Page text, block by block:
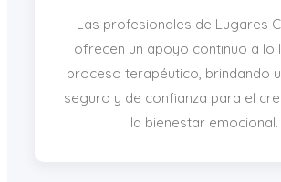
Las profesionales de Lugares
ofrecen un apoyo continuo a lo
proceso terapéutico, brindando
seguro y de confianza para el
la bienestar emocional.